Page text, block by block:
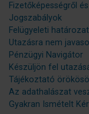
Fizetőképességről
Jogszabályok
Felügyeleti
Utazásra nem
Pénzügyi Navigátor
Készüljön fel
Tájékoztató
Az adathalászat
Gyakran Ismételt